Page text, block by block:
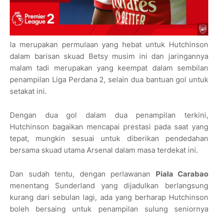
Ia merupakan permulaan yang hebat untuk Hutchinson
dalam barisan skuad Betsy musim ini dan jaringannya
malam tadi merupakan yang keempat dalam sembilan
penampilan Liga Perdana 2, selain dua bantuan gol untuk
setakat ini.
Dengan dua gol dalam dua penampilan terkini,
Hutchinson bagaikan mencapai prestasi pada saat yang
tepat, mungkin sesuai untuk diberikan pendedahan
bersama skuad utama Arsenal dalam masa terdekat ini.
Dan sudah tentu, dengan perlawanan Piala Carabao
menentang Sunderland yang dijadulkan berlangsung
kurang dari sebulan lagi, ada yang berharap Hutchinson
boleh bersaing untuk penampilan sulung seniornya